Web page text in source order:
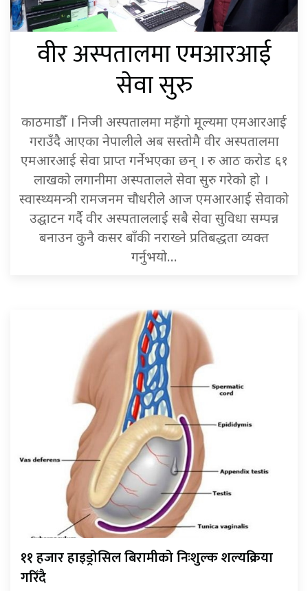
वीर अस्पतालमा एमआरआई
सेवा सुरु
काठमाडौँ । निजी अस्पतालमा महँगो मूल्यमा एमआरआई
गराउँदै आएका नेपालीले अब सस्तोमै वीर अस्पतालमा
एमआरआई सेवा प्राप्त गर्नेभएका छन् । रु आठ करोड ६१
लाखको लगानीमा अस्पतालले सेवा सुरु गरेको हो ।
स्वास्थ्यमन्त्री रामजनम चौधरीले आज एमआरआई सेवाको
उद्घाटन गर्दै वीर अस्पताललाई सबै सेवा सुविधा सम्पन्न
बनाउन कुनै कसर बाँकी नराख्ने प्रतिबद्धता व्यक्त
गर्नुभयो…
११ हजार हाइड्रोसिल बिरामीको निःशुल्क शल्यक्रिया
गरिँदै